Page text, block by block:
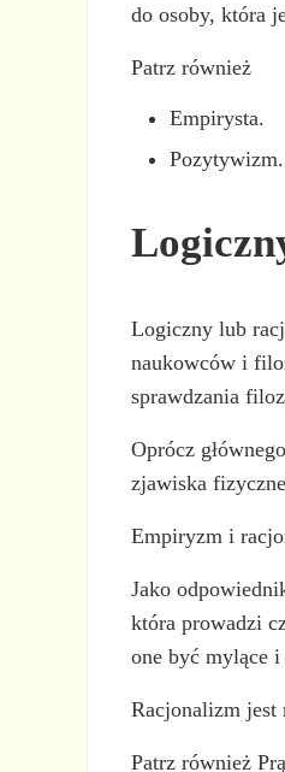
do osoby, która
Patrz również
Empirysta.
Pozytywizm.
Logiczny lub
naukowców i
sprawdzania
Oprócz
zjawiska
Empiryzm i
Jako
która prowadzi
one być mylące i
Racjonalizm
Patrz również